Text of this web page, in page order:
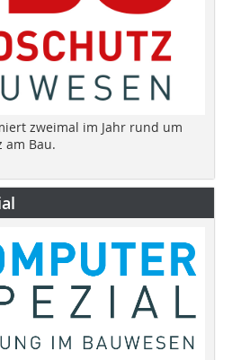
zweimal im Jahr rund um
am Bau.